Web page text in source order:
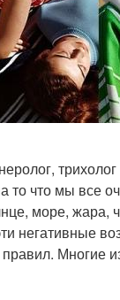
трихолог
то что мы все
море,
негативные
Многие